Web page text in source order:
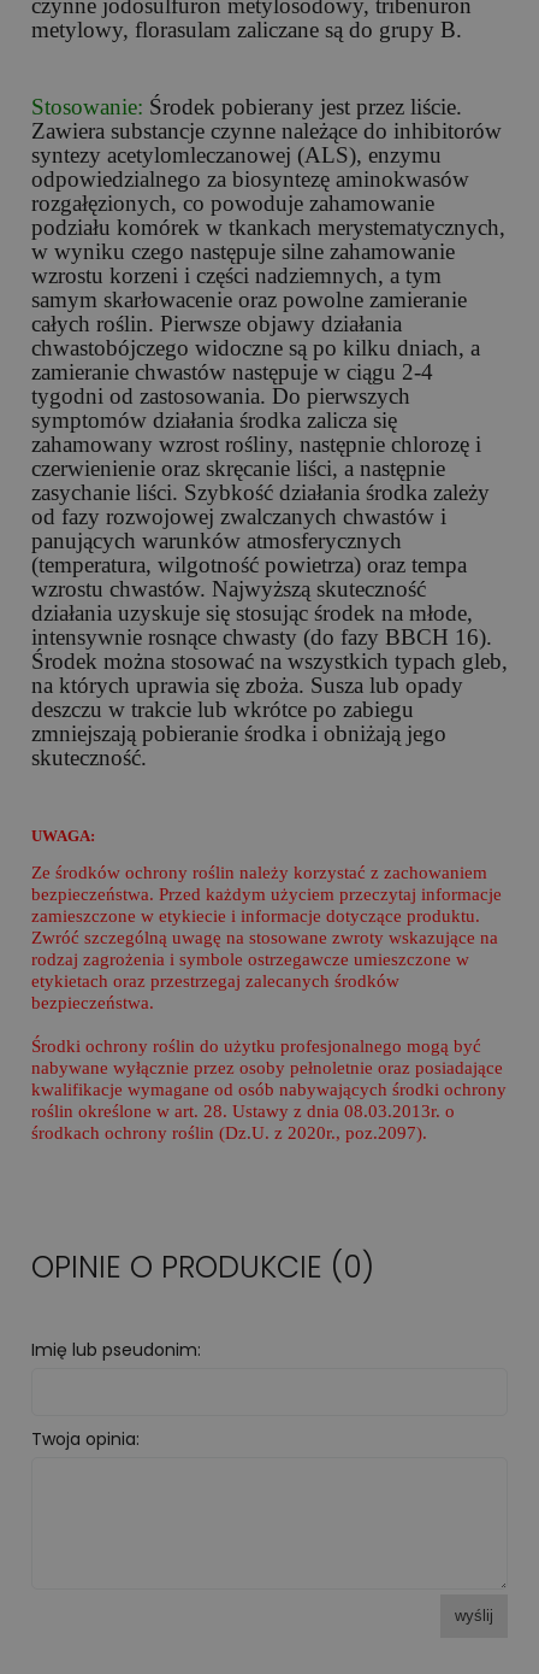
metylowy, florasulam zaliczane są do grupy B.
Stosowanie: Środek pobierany jest przez liście.
Zawiera substancje czynne należące do inhibitorów
syntezy acetylomleczanowej (ALS), enzymu
odpowiedzialnego za biosyntezę aminokwasów
rozgałęzionych, co powoduje zahamowanie
podziału komórek w tkankach merystematycznych,
w wyniku czego następuje silne zahamowanie
wzrostu korzeni i części nadziemnych, a tym
samym skarłowacenie oraz powolne zamieranie
całych roślin. Pierwsze objawy działania
chwastobójczego widoczne są po kilku dniach, a
zamieranie chwastów następuje w ciągu 2-4
tygodni od zastosowania. Do pierwszych
symptomów działania środka zalicza się
zahamowany wzrost rośliny, następnie chlorozę i
czerwienienie oraz skręcanie liści, a następnie
zasychanie liści. Szybkość działania środka zależy
od fazy rozwojowej zwalczanych chwastów i
panujących warunków atmosferycznych
(temperatura, wilgotność powietrza) oraz tempa
wzrostu chwastów. Najwyższą skuteczność
działania uzyskuje się stosując środek na młode,
intensywnie rosnące chwasty (do fazy BBCH 16).
Środek można stosować na wszystkich typach gleb,
na których uprawia się zboża. Susza lub opady
deszczu w trakcie lub wkrótce po zabiegu
zmniejszają pobieranie środka i obniżają jego
skuteczność.
UWAGA:
Ze środków ochrony roślin należy korzystać z zachowaniem
bezpieczeństwa. Przed każdym użyciem przeczytaj informacje
zamieszczone w etykiecie i informacje dotyczące produktu.
Zwróć szczególną uwagę na stosowane zwroty wskazujące na
rodzaj zagrożenia i symbole ostrzegawcze umieszczone w
etykietach oraz przestrzegaj zalecanych środków
bezpieczeństwa.
Środki ochrony roślin do użytku profesjonalnego mogą być
nabywane wyłącznie przez osoby pełnoletnie oraz posiadające
kwalifikacje wymagane od osób nabywających środki ochrony
roślin określone w art. 28. Ustawy z dnia 08.03.2013r. o
środkach ochrony roślin (Dz.U. z 2020r., poz.2097).
OPINIE O PRODUKCIE (0)
Imię lub pseudonim:
Twoja opinia:
wyślij